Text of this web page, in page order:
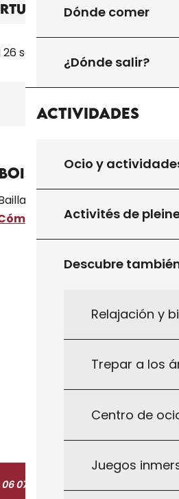
Dónde comer
¿Dónde salir?
Actividades
Ocio y
Activités de
Descubre
Relajación y
Trepar a los
Centro de
Juegos
septiembre 2026
Noir
46300 Milhac
llegar
06 07 65 05